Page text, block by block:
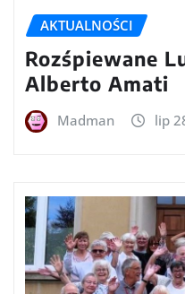
AKTUALNOŚCI
Rozśpiewane
Alberto Amati
Madman lip